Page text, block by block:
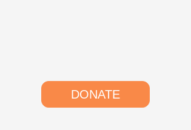
DONATE